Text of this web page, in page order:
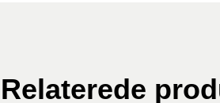
Relaterede